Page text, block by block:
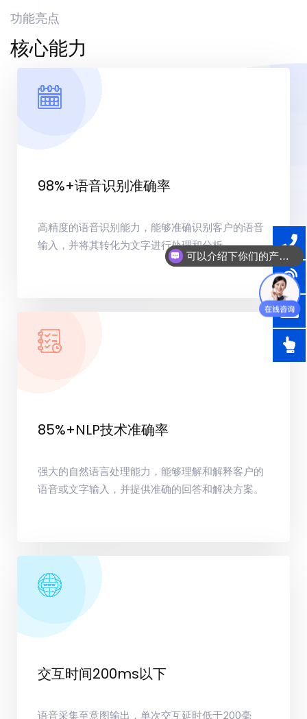
功能亮点
核心能力
98%+语音识别准确率
高精度的语音识别能力，能够准确识别客户的语音
输入，并将其转化为文字进行处理和分析。
85%+NLP技术准确率
强大的自然语言处理能力，能够理解和解释客户的
语音或文字输入，并提供准确的回答和解决方案。
交互时间200ms以下
语音采集至意图输出，单次交互延时低于200毫
可以介绍下你们的产品么？